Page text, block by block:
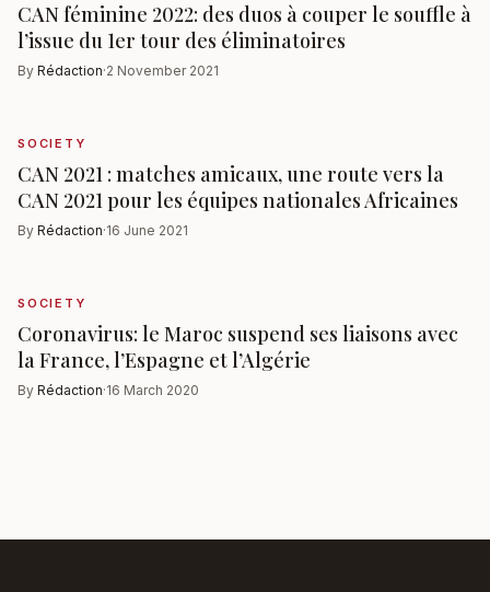
CAN féminine 2022: des duos à couper le souffle à
l’issue du 1er tour des éliminatoires
By Rédaction·2 November 2021
SOCIETY
CAN 2021 : matches amicaux, une route vers la
CAN 2021 pour les équipes nationales Africaines
By Rédaction·16 June 2021
SOCIETY
Coronavirus: le Maroc suspend ses liaisons avec
la France, l’Espagne et l’Algérie
By Rédaction·16 March 2020